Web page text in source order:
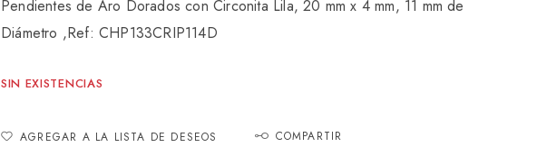
Pendientes de Aro Dorados con Circonita Lila, 20 mm x 4 mm, 11 mm de
Diámetro ,Ref: CHP133CRIP114D
SIN EXISTENCIAS
AGREGAR A LA LISTA DE DESEOS COMPARTIR